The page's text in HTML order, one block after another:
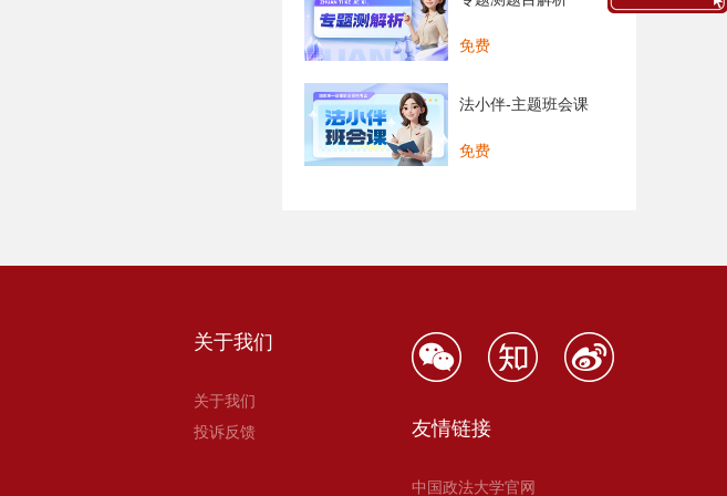
免费
法小伴-主题班会课
免费
关于我们
关于我们
投诉反馈
友情链接
中国政法大学官网